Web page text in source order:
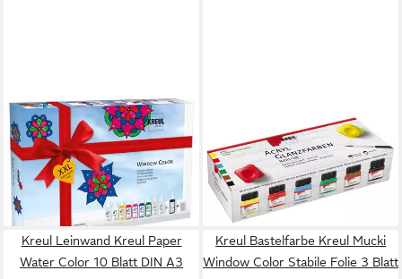
Wasserfarbe KREUL Window
Color Set XXL 10x80ml
ab 28,90 €
leider ausverkauft
Glanzfarben Basis Set 6x20ml
Glas
20,19 €
(168,25 €/ 1 l)
lieferbar - in 3-4 Werktagen bei dir
Kreul Leinwand Kreul Paper
Water Color 10 Blatt DIN A3
Kreul Bastelfarbe Kreul Mucki
Window Color Stabile Folie 3 Blatt